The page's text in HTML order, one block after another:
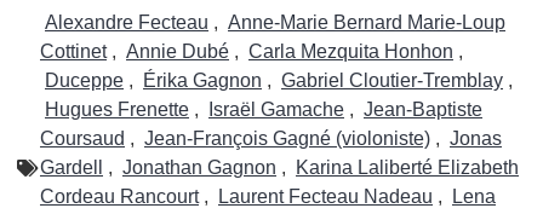
Alexandre Fecteau , Anne-Marie Bernard Marie-Loup
Cottinet , Annie Dubé , Carla Mezquita Honhon ,
Duceppe , Érika Gagnon , Gabriel Cloutier-Tremblay ,
Hugues Frenette , Israël Gamache , Jean-Baptiste
Coursaud , Jean-François Gagné (violoniste) , Jonas
Gardell
, Jonathan Gagnon ,
Karina Laliberté Elizabeth
Cordeau Rancourt , Laurent Fecteau Nadeau ,
Lena